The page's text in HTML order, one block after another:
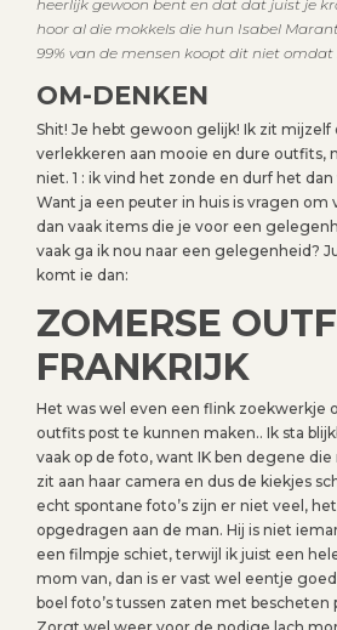
heerlijk gewoon bent en dat dat juist je
hoor al die mokkels die hun Isabel
99% van de mensen koopt dit niet omdat
OM-DENKEN
Shit! Je hebt gewoon gelijk! Ik zit
verlekkeren aan mooie en dure outfits,
niet. 1 : ik vind het zonde en durf het
Want ja een peuter in huis is vragen om
dan vaak items die je voor een
vaak ga ik nou naar een gelegenheid?
komt ie dan:
ZOMERSE
FRANKRIJK
Het was wel even een flink zoekwerkje
outfits post te kunnen maken.. Ik sta
vaak op de foto, want IK ben degene
zit aan haar camera en dus de kiekjes
echt spontane foto’s zijn er niet veel,
opgedragen aan de man. Hij is niet
een filmpje schiet, terwijl ik juist een
mom van, dan is er vast wel eentje
boel foto’s tussen zaten met bescheten